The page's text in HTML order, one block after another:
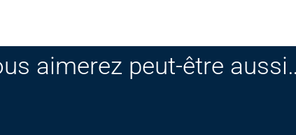
aimerez peut-être